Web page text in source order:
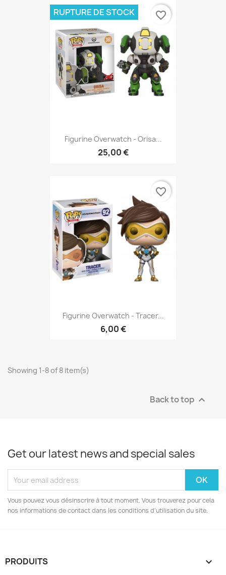
Figurine Overwatch - Orisa...
25,00 €
RUPTURE DE STOCK favorite_border
Figurine Overwatch - Tracer...
6,00 €
favorite_border
Showing 1-8 of 8 item(s)
Back to top 
Get our latest news and special sales
Vous pouvez vous désinscrire à tout moment. Vous trouverez pour cela
nos informations de contact dans les conditions d'utilisation du site.
PRODUITS 